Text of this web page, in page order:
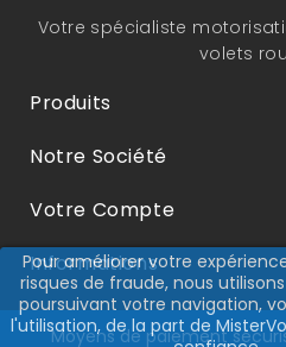
Pour améliorer votre
risques de fraude, nous
poursuivant votre navigation,
l'utilisation, de la part de
Votre spécialiste
volets
Produits
Notre Société
Votre Compte
Informations
Moyens de paiement